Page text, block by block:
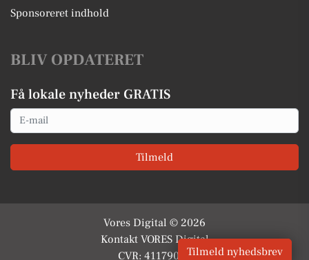
Sponsoreret indhold
BLIV OPDATERET
Få lokale nyheder GRATIS
Email
Tilmeld
Vores Digital © 2026
Kontakt VORES Digital
CVR: 41179082Tilmeld nyhedsbrev